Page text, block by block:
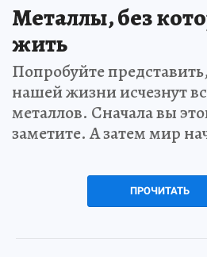
Металлы, без
жить
Попробуйте
нашей жизни исчезнут
металлов. Сначала вы
заметите. А затем мир
ПРОЧИТАТЬ